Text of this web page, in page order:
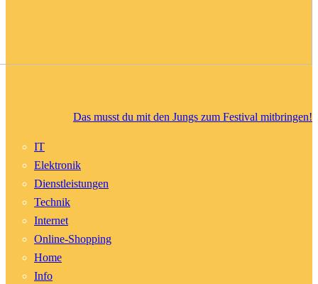
Das musst du mit den Jungs zum Festival mitbringen!
IT
Elektronik
Dienstleistungen
Technik
Internet
Online-Shopping
Home
Info